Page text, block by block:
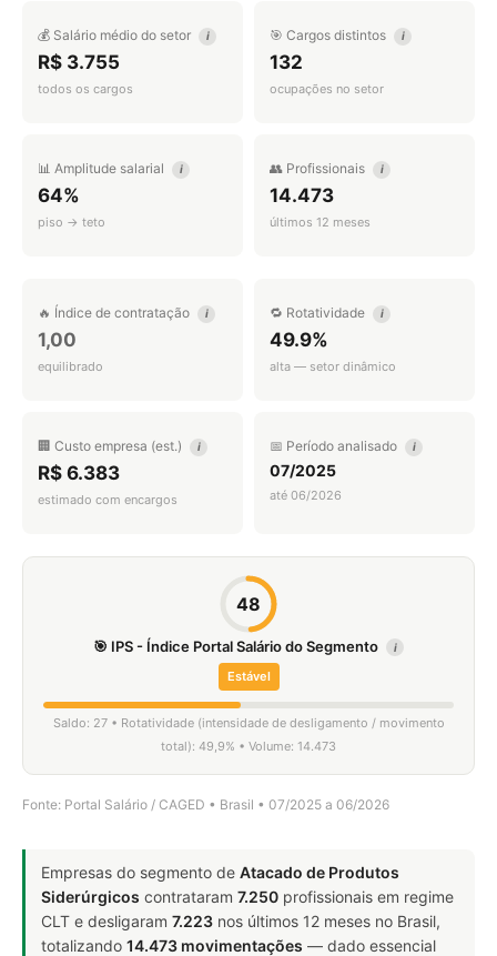
💰 Salário médio do setor i
R$ 3.755
todos os cargos
🎯 Cargos distintos i
132
ocupações no setor
📊 Amplitude salarial i
64%
piso → teto
👥 Profissionais i
14.473
últimos 12 meses
🔥 Índice de contratação i
1,00
equilibrado
🔁 Rotatividade i
49.9%
alta — setor dinâmico
🏢 Custo empresa (est.) i
R$ 6.383
estimado com encargos
📅 Período analisado i
07/2025
até 06/2026
48
🎯 IPS - Índice Portal Salário do Segmento i
Estável
Saldo: 27 • Rotatividade (intensidade de desligamento / movimento
total): 49,9% • Volume: 14.473
Fonte: Portal Salário / CAGED • Brasil • 07/2025 a 06/2026
Empresas do segmento de Atacado de Produtos
Siderúrgicos contrataram 7.250 profissionais em regime
CLT e desligaram 7.223 nos últimos 12 meses no Brasil,
totalizando 14.473 movimentações — dado essencial